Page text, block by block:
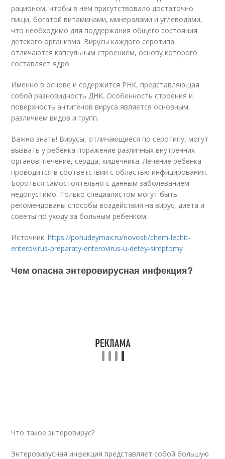
рационом, чтобы в нем присутствовало достаточно
пищи, богатой витаминами, минералами и углеводами,
что необходимо для поддержания общего состояния
детского организма. Вирусы каждого серотипа
отличаются капсульным строением, основу которого
составляет ядро.
Именно в основе и содержится РНК, представляющая
собой разновидность ДНК. Особенность строения и
поверхность антигенов вируса является основным
различием видов и групп.
Важно знать! Вирусы, отличающиеся по серотипу, могут
вызвать у ребенка поражение различных внутренних
органов: печение, сердца, кишечника. Лечение ребенка
проводится в соответствии с областью инфицирования.
Бороться самостоятельно с данным заболеванием
недопустимо. Только специалистом могут быть
рекомендованы способы воздействия на вирус, диета и
советы по уходу за больным ребенком.
Источник:https://pohudeymax.ru/novosti/chem-lechit-
enterovirus-preparaty-enterovirus-u-detey-simptomy
Чем опасна энтеровирусная инфекция?
Что такое энтеровирус?
Энтеровирусная инфекция представляет собой большую